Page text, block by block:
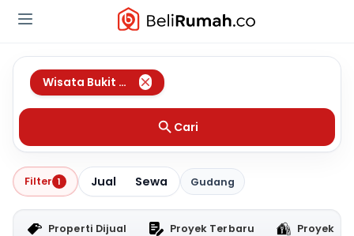
Wisata Bukit Mas ,Surabaya
Cari
Filter 1 Jual Sewa Gudang
Properti Dijual Proyek Terbaru Proyek